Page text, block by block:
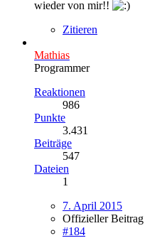
wieder von mir!!
Zitieren
Mathias
Programmer
Reaktionen
986
Punkte
3.431
Beiträge
547
Dateien
1
7. April 2015
Offizieller Beitrag
#184